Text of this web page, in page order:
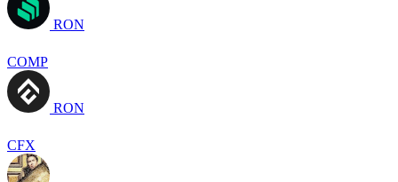
RON
COMP
RON
CFX